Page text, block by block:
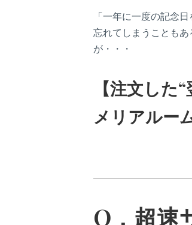
「一年に一度の記念
忘れてしまうことも
が・・・
【注文した
メリアルー
Q．超速